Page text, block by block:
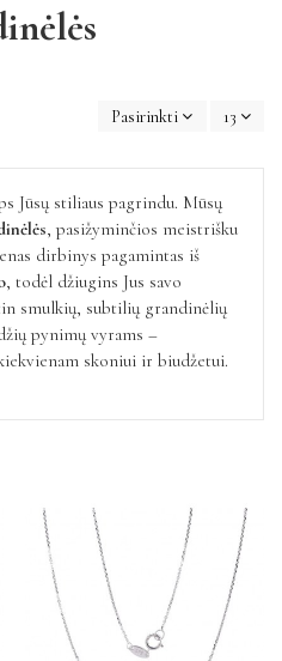
Pasirinkti 13
Jūsų stiliaus pagrindu. Mūsų
, pasižyminčios meistrišku
dirbinys pagamintas iš
, todėl džiugins Jus savo
smulkių, subtilių grandinėlių
pynimų vyrams –
skoniui ir biudžetui.